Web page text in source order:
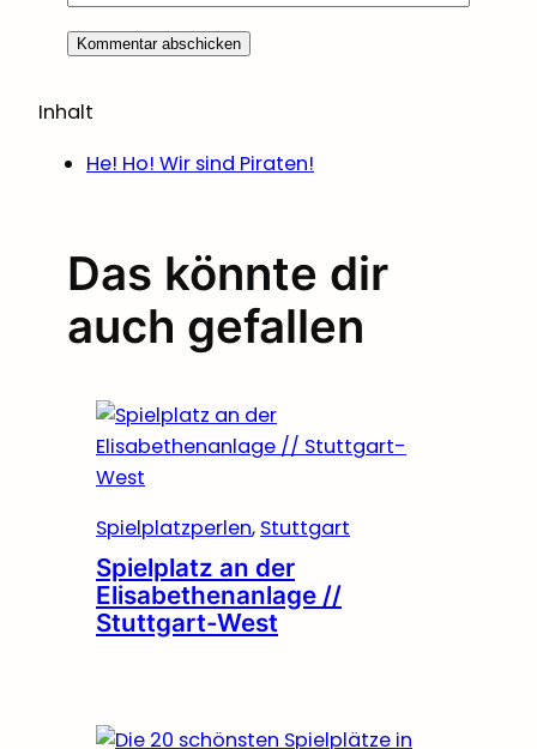
Inhalt
He! Ho! Wir sind Piraten!
Das könnte dir
auch gefallen
Spielplatzperlen, Stuttgart
Spielplatz an der
Elisabethenanlage //
Stuttgart-West